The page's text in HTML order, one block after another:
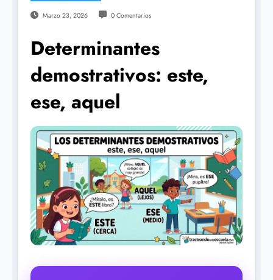
Marzo 23, 2026 0 Comentarios
Determinantes
demostrativos: este,
ese, aquel